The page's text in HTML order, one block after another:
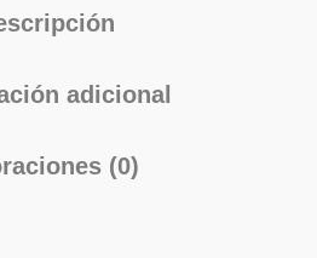
adicional
(0)